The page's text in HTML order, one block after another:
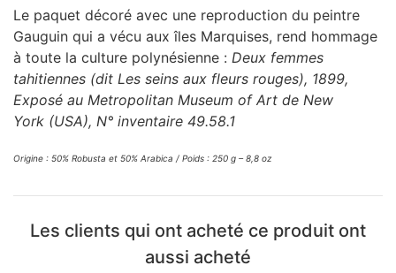
Le paquet décoré avec une reproduction du peintre
Gauguin qui a vécu aux îles Marquises, rend hommage
à toute la culture polynésienne : Deux femmes
tahitiennes (dit Les seins aux fleurs rouges), 1899,
Exposé au Metropolitan Museum of Art de New
York (USA), N° inventaire 49.58.1
Origine : 50% Robusta et 50% Arabica / Poids : 250 g – 8,8 oz
Les clients qui ont acheté ce produit ont
aussi acheté